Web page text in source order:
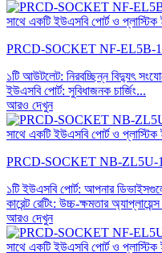
PRCD-SOCKET NF-EL5B-13
১টি আউটলেট: নিরবচ্ছিন্ন বিদ্যুৎ
ইউএসবি পোর্ট: সুবিধাজনক চার্জিং...
আরও দেখুন
PRCD-SOCKET NB-ZL5U-
১টি ইউএসবি পোর্ট: আপনার
কারেন্ট রেটিং: উচ্চ-ক্ষমতার
আরও দেখুন